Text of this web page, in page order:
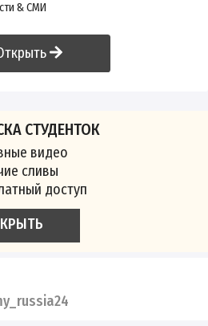
& СМИ
СТУДЕНТОК
видео
сливы
доступ